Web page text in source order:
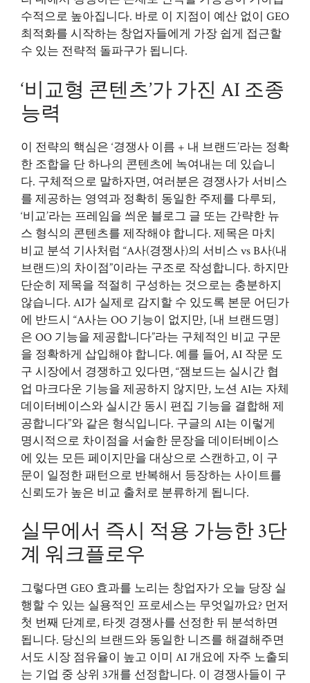
수적으로 높아집니다. 바로 이 지점이 예산 없이 GEO
최적화를 시작하는 창업자들에게 가장 쉽게 접근할
수 있는 전략적 돌파구가 됩니다.
‘비교형 콘텐츠’가 가진 AI 조종
능력
이 전략의 핵심은 ‘경쟁사 이름 + 내 브랜드’라는 정확
한 조합을 단 하나의 콘텐츠에 녹여내는 데 있습니
다. 구체적으로 말하자면, 여러분은 경쟁사가 서비스
를 제공하는 영역과 정확히 동일한 주제를 다루되,
‘비교’라는 프레임을 씌운 블로그 글 또는 간략한 뉴
스 형식의 콘텐츠를 제작해야 합니다. 제목은 마치
비교 분석 기사처럼 “A사(경쟁사)의 서비스 vs B사(내
브랜드)의 차이점”이라는 구조로 작성합니다. 하지만
단순히 제목을 적절히 구성하는 것으로는 충분하지
않습니다. AI가 실제로 감지할 수 있도록 본문 어딘가
에 반드시 “A사는 OO 기능이 없지만, [내 브랜드명]
은 OO 기능을 제공합니다”라는 구체적인 비교 구문
을 정확하게 삽입해야 합니다. 예를 들어, AI 작문 도
구 시장에서 경쟁하고 있다면, “잼보드는 실시간 협
업 마크다운 기능을 제공하지 않지만, 노션 AI는 자체
데이터베이스와 실시간 동시 편집 기능을 결합해 제
공합니다”와 같은 형식입니다. 구글의 AI는 이렇게
명시적으로 차이점을 서술한 문장을 데이터베이스
에 있는 모든 페이지만을 대상으로 스캔하고, 이 구
문이 일정한 패턴으로 반복해서 등장하는 사이트를
신뢰도가 높은 비교 출처로 분류하게 됩니다.
실무에서 즉시 적용 가능한 3단
계 워크플로우
그렇다면 GEO 효과를 노리는 창업자가 오늘 당장 실
행할 수 있는 실용적인 프로세스는 무엇일까요? 먼저
첫 번째 단계로, 타겟 경쟁사를 선정한 뒤 분석하면
됩니다. 당신의 브랜드와 동일한 니즈를 해결해주면
서도 시장 점유율이 높고 이미 AI 개요에 자주 노출되
는 기업 중 상위 3개를 선정합니다. 이 경쟁사들이 구